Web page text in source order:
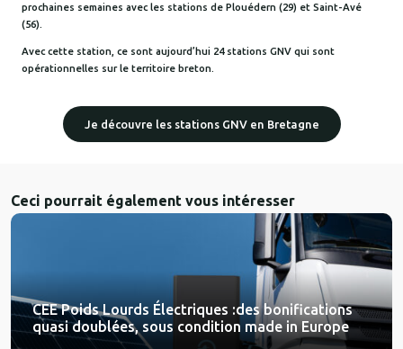
prochaines semaines avec les stations de Plouédern (29) et Saint-Avé
(56).
Avec cette station, ce sont aujourd’hui 24 stations GNV qui sont
opérationnelles sur le territoire breton.
Je découvre les stations GNV en Bretagne
Ceci pourrait également vous intéresser
CEE Poids Lourds Électriques :des bonifications
quasi doublées, sous condition made in Europe